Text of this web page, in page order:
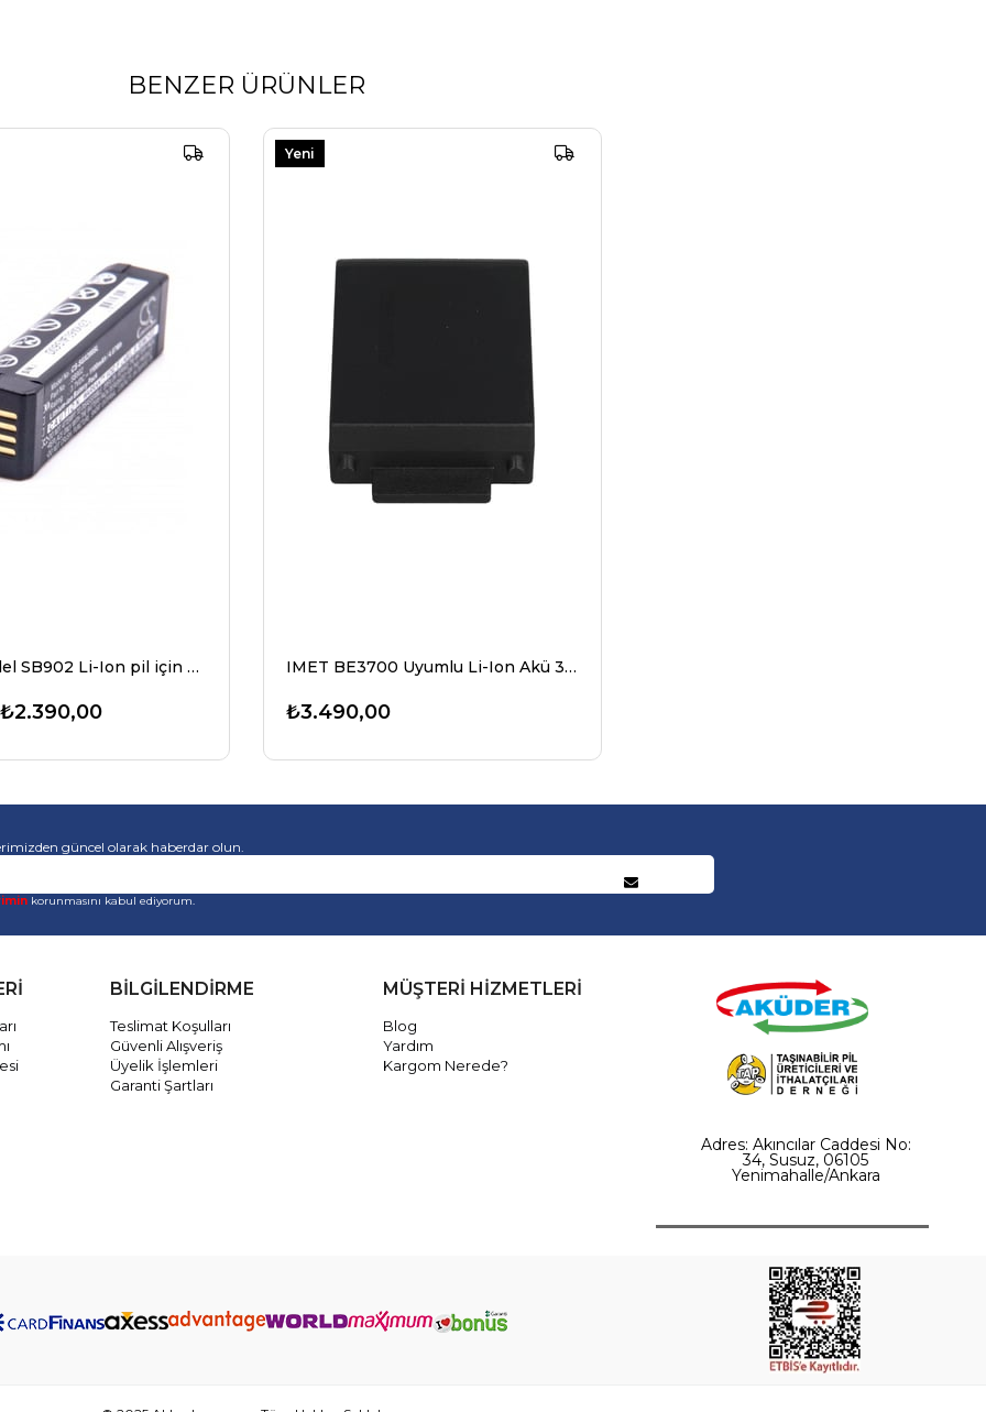
BENZER ÜRÜNLER
Shure Model SB902 Li-Ion pil için uygun pil 3.7 volt 1100mAh tüm GLX-D el tipi ve cep vericileri için uygundur
₺2.390,00
IMET BE3700 Uyumlu Li-Ion Akü 3.6V 2000mAh | IMET AS087 Vinç Kumandası Bataryası
₺3.490,00
Yeni
güncel olarak haberdar olun.
korunmasını kabul ediyorum.
BİLGİLENDİRME
Teslimat Koşulları
Güvenli Alışveriş
Üyelik İşlemleri
Garanti Şartları
MÜŞTERİ HİZMETLERİ
Blog
Yardım
Kargom Nerede?
Adres: Akıncılar Caddesi No:
34, Susuz, 06105
Yenimahalle/Ankara